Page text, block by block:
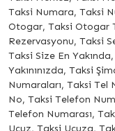
Taksi Numara, Taksi
Otogar, Taksi Otogar
Rezervasyonu, Taksi
Taksi Size En
Yakınınızda, Taksi
Numaraları, Taksi Tel
No, Taksi Telefon
Telefon Numarası,
Ucuz, Taksi Ucuza,